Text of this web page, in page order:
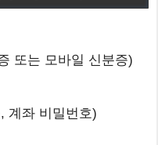
또는 모바일 신분증)
계좌 비밀번호)